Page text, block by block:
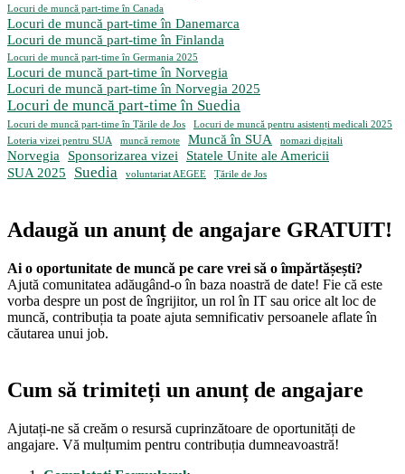
Locuri de muncă part-time în Canada
Locuri de muncă part-time în Danemarca
Locuri de muncă part-time în Finlanda
Locuri de muncă part-time în Germania 2025
Locuri de muncă part-time în Norvegia
Locuri de muncă part-time în Norvegia 2025
Locuri de muncă part-time în Suedia
Locuri de muncă part-time în Țările de Jos
Locuri de muncă pentru asistenți medicali 2025
Loteria vizei pentru SUA
muncă remote Muncă în SUA nomazi digitali
Norvegia Sponsorizarea vizei
Statele Unite ale Americii
SUA 2025
Suedia voluntariat AEGEE Țările de Jos
Adaugă un anunț de angajare GRATUIT!
Ai o oportunitate de muncă pe care vrei să o împărtășești?
Ajută comunitatea adăugând-o în baza noastră de date! Fie că este
vorba despre un post de îngrijitor, un rol în IT sau orice alt loc de
muncă, contribuția ta poate ajuta semnificativ persoanele aflate în
căutarea unui job.
Cum să trimiteți un anunț de angajare
Ajutați-ne să creăm o resursă cuprinzătoare de oportunități de
angajare. Vă mulțumim pentru contribuția dumneavoastră!